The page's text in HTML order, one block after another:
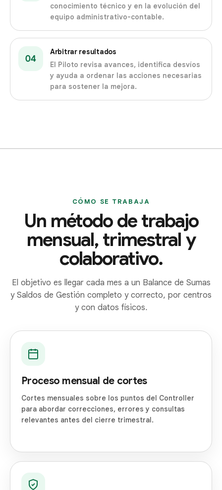
conocimiento técnico y en la evolución del
equipo administrativo-contable.
04
Arbitrar resultados
El Piloto revisa avances, identifica desvíos
y ayuda a ordenar las acciones necesarias
para sostener la mejora.
CÓMO SE TRABAJA
Un método de trabajo
mensual, trimestral y
colaborativo.
El objetivo es llegar cada mes a un Balance de Sumas
y Saldos de Gestión completo y correcto, por centros
y con datos físicos.
Proceso mensual de cortes
Cortes mensuales sobre los puntos del Controller
para abordar correcciones, errores y consultas
relevantes antes del cierre trimestral.